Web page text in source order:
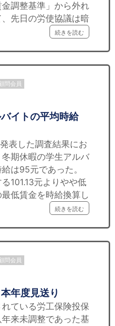
調整基準」から外れ
先日の労使協議は暗
続きを読む
問会員
イトの平均時給
表した調査結果にお
期休暇の学生アルバ
は95元であった。
101.13元よりやや低
低賃金を時給換算し
続きを読む
問会員
年度見送り
ている労工保険投保
来未調整であった基